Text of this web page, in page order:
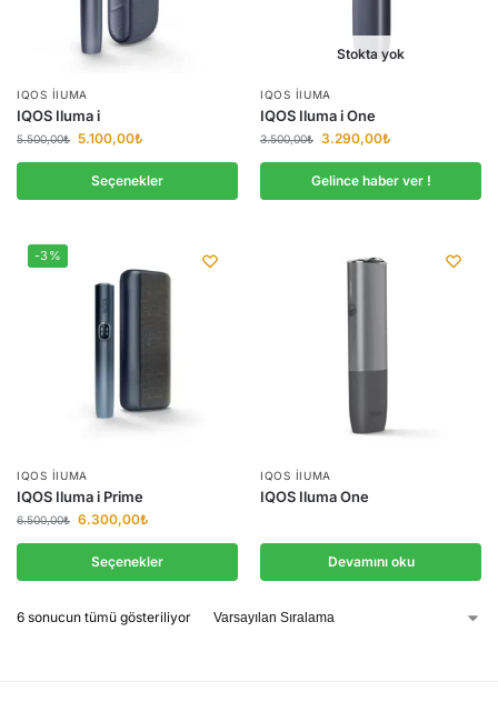
IQOS IIUMA
IQOS Iluma i
5.500,00₺ 5.100,00₺
Seçenekler
Stokta yok
IQOS IIUMA
IQOS Iluma i One
3.500,00₺ 3.290,00₺
Gelince haber ver !
-3%
IQOS IIUMA
IQOS Iluma i Prime
6.500,00₺ 6.300,00₺
Seçenekler
IQOS IIUMA
IQOS Iluma One
Devamını oku
6 sonucun tümü gösteriliyor